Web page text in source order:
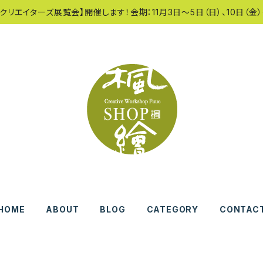
リエイターズ展覧会】開催します！会期：11月3日〜5日（日）、10日（金）
ABOUT BLOG CATEGORY